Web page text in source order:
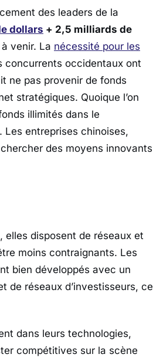
des leaders de la
dollars + 2,5 milliards de
venir. La nécessité pour les
occidentaux ont
ne pas provenir de fonds
stratégiques. Quoique l’on
illimités dans le
Les entreprises chinoises,
des moyens innovants
disposent de réseaux et
moins contraignants. Les
bien développés avec un
de réseaux d’investisseurs, ce
dans leurs technologies,
compétitives sur la scène